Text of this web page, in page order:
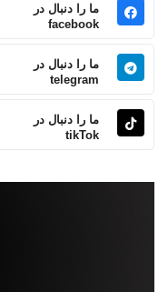
ما را دنبال در
facebook
ما را دنبال در
telegram
ما را دنبال در
tikTok